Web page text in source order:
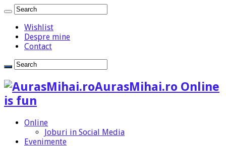
Wishlist
Despre mine
Contact
AurasMihai.ro Online
is fun
Online
Joburi in Social Media
Evenimente